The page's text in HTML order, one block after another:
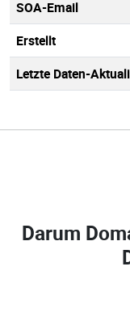
SOA-Email
Erstellt
Letzte Daten-
Darum